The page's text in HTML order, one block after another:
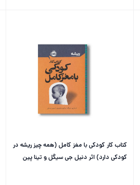
کتاب کار کودکی با مغز کامل (همه چیز ریشه در
کودکی دارد) اثر دنیل جی سیگل و تینا پین